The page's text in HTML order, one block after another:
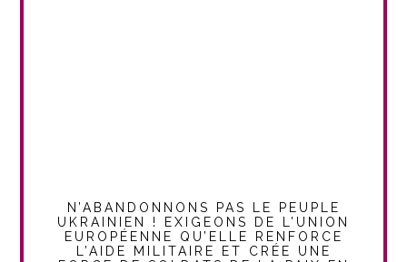
N’ABANDONNONS PAS LE PEUPLE
UKRAINIEN ! EXIGEONS DE L’UNION
EUROPÉENNE QU’ELLE RENFORCE
L’AIDE MILITAIRE ET CRÉE UNE